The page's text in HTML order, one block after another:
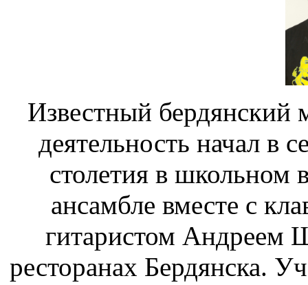
Известный
деятельность начал в
столетия в школьном
ансамбле вместе с
гитаристом Андреем
ресторанах Бердянска.